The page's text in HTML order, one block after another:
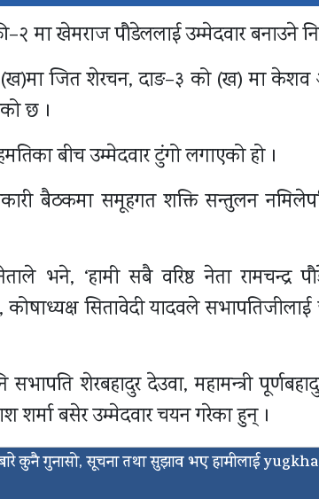
मा खेमराज पौडेललाई उम्मेदवार बनाउने
जित शेरचन, दाङ–३ को (ख) मा केशव
छ ।
बीच उम्मेदवार टुंगो लगाएको हो ।
बैठकमा समूहगत शक्ति सन्तुलन
भने, ‘हामी सबै वरिष्ठ नेता रामचन्द्र
कोषाध्यक्ष सितावेदी यादवले
शेरबहादुर देउवा, महामन्त्री
शर्मा बसेर उम्मेदवार चयन गरेका हुन् ।
कुनै गुनासो, सूचना तथा सुझाव भए हामीलाई